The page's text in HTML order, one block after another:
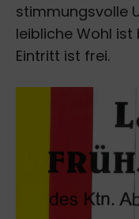
stimmungsvolle
leibliche Wohl
Eintritt ist frei.